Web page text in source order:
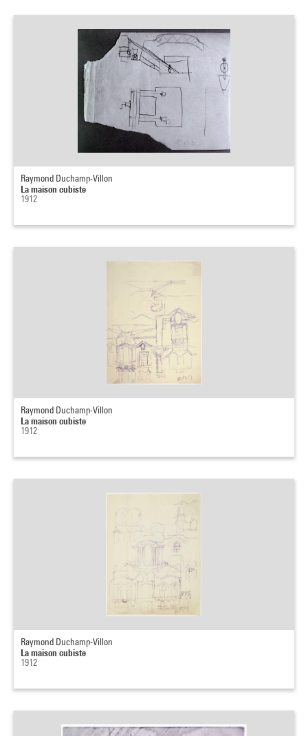
Raymond Duchamp-Villon
La maison cubiste
1912
Raymond Duchamp-Villon
La maison cubiste
1912
Raymond Duchamp-Villon
La maison cubiste
1912